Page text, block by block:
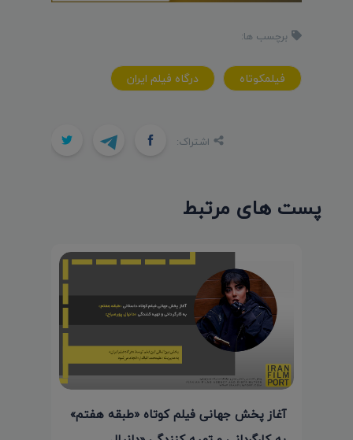
برچسب ها:
فيلمکوتاه درگاه فيلم ايران
اشتراک:
پست های مرتبط
آغاز پخش جهانی فیلم کوتاه «طبقه هفتم»